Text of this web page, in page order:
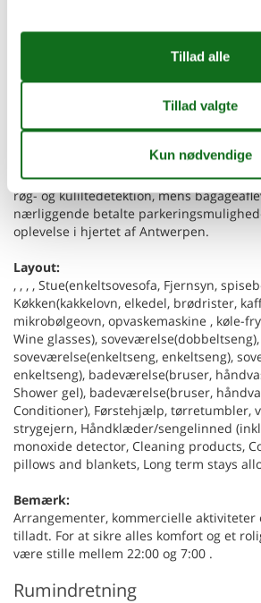
frodige Stadspark og de eksklusive
inden for kort gåafstand. Køkkenet er en
mikrobølgeovn, komfur og brødrister.
bekvemmeligheder som vaskemaskine
lejligheden, ekstra puder og vinglas til
velkomne, da stedet er fuldt egnet til
Sikkerhed prioriteres med integreret
røg- og kuliltedetektion, mens
nærliggende betalte
oplevelse i hjertet af Antwerpen.
Layout:
, , , , Stue(enkeltsovesofa, Fjernsyn,
Køkken(kakkelovn, elkedel, brødrister,
mikrobølgeovn, opvaskemaskine , køle-
Wine glasses), soveværelse(dobbeltseng),
soveværelse(enkeltseng, enkeltseng),
enkeltseng), badeværelse(bruser,
Shower gel), badeværelse(bruser,
Conditioner), Førstehjælp, tørretumbler,
strygejern, Håndklæder/sengelinned
monoxide detector, Cleaning products,
pillows and blankets, Long term stays
Bemærk:
Arrangementer, kommercielle aktiviteter
tilladt. For at sikre alles komfort og et
være stille mellem 22:00 og 7:00 .
Rumindretning